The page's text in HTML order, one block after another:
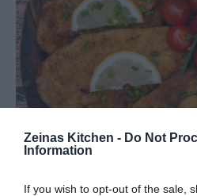
Zeinas Kitchen - Do Not
Information
If you wish to opt-out of the sale,